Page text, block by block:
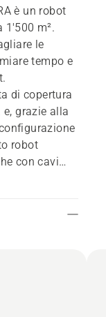
è un robot
1'500 m².
le
tempo e
di copertura
grazie alla
robot
con cavi